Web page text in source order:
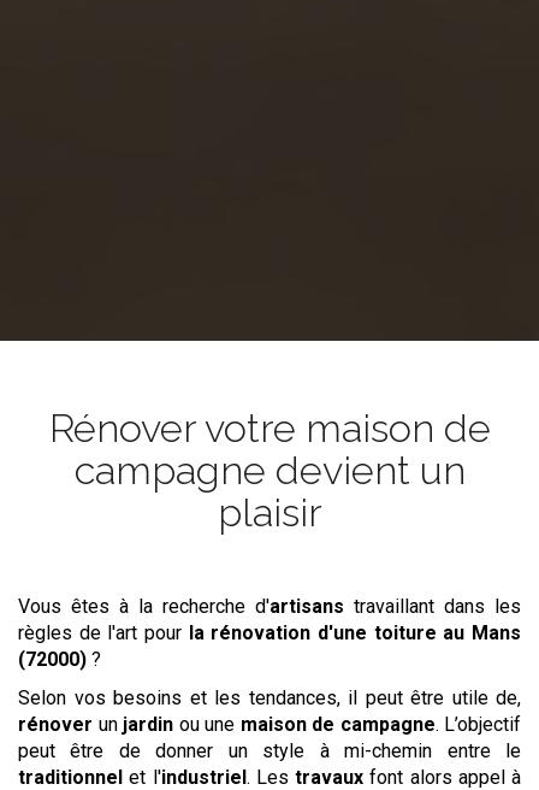
Rénover votre maison de
campagne devient un
plaisir
Vous êtes à la recherche d'artisans travaillant dans les
règles de l'art pour la rénovation d'une toiture au Mans
(72000) ?
Selon vos besoins et les tendances, il peut être utile de,
rénover un jardin ou une maison de campagne. L’objectif
peut être de donner un style à mi-chemin entre le
traditionnel et l'industriel. Les travaux font alors appel à